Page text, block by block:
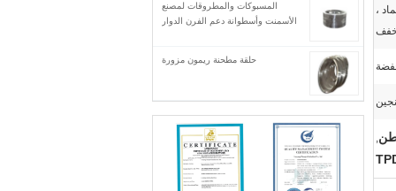
المسبوكات والمطروقات لمصنع
الأسمنت وأسطوانة دعم الفرن الدوار
حلقة مطحنة ريمون مزورة
،
,